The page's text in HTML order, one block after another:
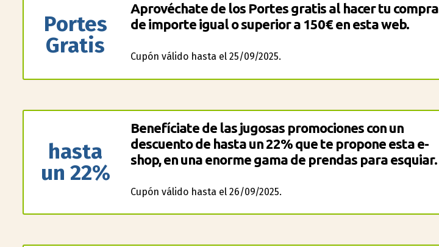
Portes
Gratis
Aprovéchate de los Portes gratis al hacer tu compra
de importe igual o superior a 150€ en esta web.
Cupón válido hasta el 25/09/2025.
hasta
un 22%
Benefíciate de las jugosas promociones con un
descuento de hasta un 22% que te propone esta e-
shop, en una enorme gama de prendas para esquiar.
Cupón válido hasta el 26/09/2025.